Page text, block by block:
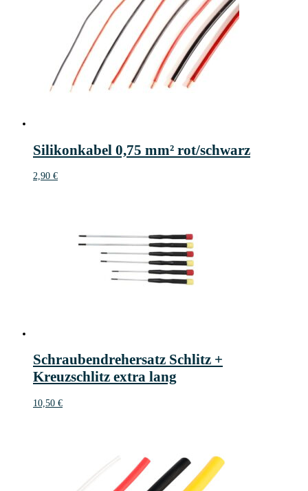
Silikonkabel 0,75 mm² rot/schwarz
2,90 €
Schraubendrehersatz Schlitz +
Kreuzschlitz extra lang
10,50 €